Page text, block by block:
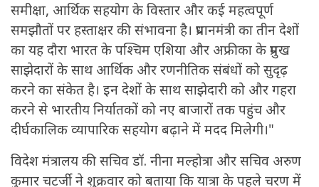
समीक्षा, आर्थिक सहयोग के विस्तार और कई महत्वपूर्ण
समझौतों पर हस्ताक्षर की संभावना है। प्रधानमंत्री का तीन देशों
का यह दौरा भारत के पश्चिम एशिया और अफ्रीका के प्रमुख
साझेदारों के साथ आर्थिक और रणनीतिक संबंधों को सुदृढ़
करने का संकेत है। इन देशों के साथ साझेदारी को और गहरा
करने से भारतीय निर्यातकों को नए बाजारों तक पहुंच और
दीर्घकालिक व्यापारिक सहयोग बढ़ाने में मदद मिलेगी।"
विदेश मंत्रालय की सचिव डॉ. नीना मल्होत्रा और सचिव अरुण
कुमार चटर्जी ने शुक्रवार को बताया कि यात्रा के पहले चरण में